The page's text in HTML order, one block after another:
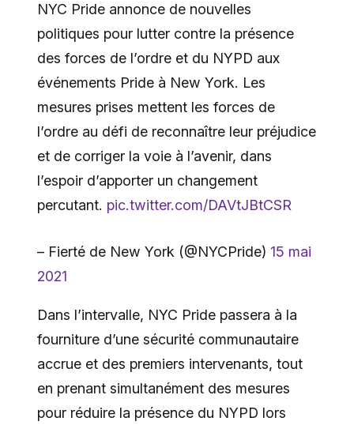
NYC Pride annonce de nouvelles
politiques pour lutter contre la présence
des forces de l’ordre et du NYPD aux
événements Pride à New York. Les
mesures prises mettent les forces de
l’ordre au défi de reconnaître leur préjudice
et de corriger la voie à l’avenir, dans
l’espoir d’apporter un changement
percutant. pic.twitter.com/DAVtJBtCSR
– Fierté de New York (@NYCPride) 15 mai
2021
Dans l’intervalle, NYC Pride passera à la
fourniture d’une sécurité communautaire
accrue et des premiers intervenants, tout
en prenant simultanément des mesures
pour réduire la présence du NYPD lors